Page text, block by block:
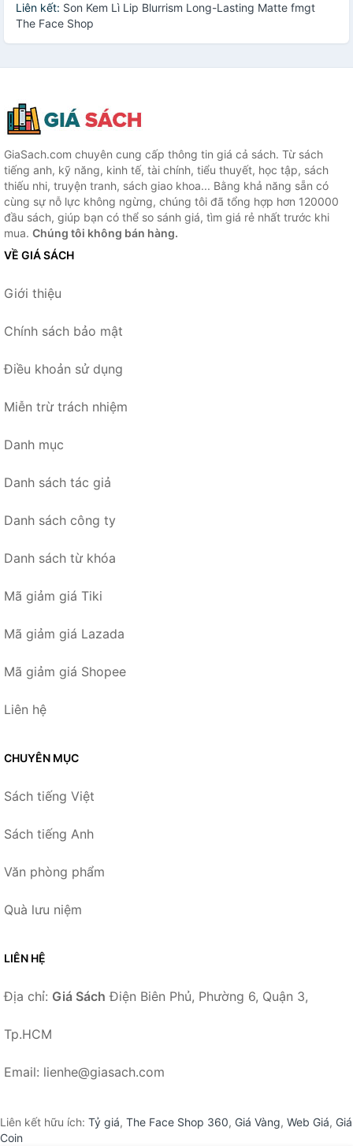
Liên kết: Son Kem Lì Lip Blurrism Long-Lasting Matte fmgt
The Face Shop
GiaSach.com chuyên cung cấp thông tin giá cả sách. Từ sách
tiếng anh, kỹ năng, kinh tế, tài chính, tiểu thuyết, học tập, sách
thiếu nhi, truyện tranh, sách giao khoa... Bằng khả năng sẵn có
cùng sự nỗ lực không ngừng, chúng tôi đã tổng hợp hơn 120000
đầu sách, giúp bạn có thể so sánh giá, tìm giá rẻ nhất trước khi
mua. Chúng tôi không bán hàng.
VỀ GIÁ SÁCH
Giới thiệu
Chính sách bảo mật
Điều khoản sử dụng
Miễn trừ trách nhiệm
Danh mục
Danh sách tác giả
Danh sách công ty
Danh sách từ khóa
Mã giảm giá Tiki
Mã giảm giá Lazada
Mã giảm giá Shopee
Liên hệ
CHUYÊN MỤC
Sách tiếng Việt
Sách tiếng Anh
Văn phòng phẩm
Quà lưu niệm
LIÊN HỆ
Địa chỉ: Giá Sách Điện Biên Phủ, Phường 6, Quận 3,
Tp.HCM
Email: lienhe@giasach.com
Liên kết hữu ích: Tỷ giá, The Face Shop 360, Giá Vàng, Web Giá, Giá
Coin